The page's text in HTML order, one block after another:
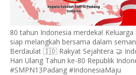
80 tahun Indonesia merdeka!
siap melangkah bersama dalam
Berdaulat 🇮🇩 Rakyat Sejahtera 🤝
Hari Ulang Tahun ke-80 Republik
#SMPN13Padang #IndonesiaMaju